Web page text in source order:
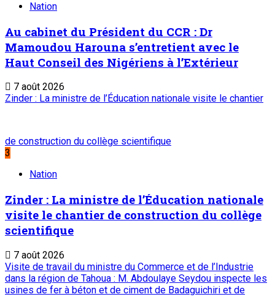
Nation
Au cabinet du Président du CCR : Dr
Mamoudou Harouna s’entretient avec le
Haut Conseil des Nigériens à l’Extérieur
7 août 2026
Zinder : La ministre de l’Éducation nationale visite le chantier
de construction du collège scientifique
3
Nation
Zinder : La ministre de l’Éducation nationale
visite le chantier de construction du collège
scientifique
7 août 2026
Visite de travail du ministre du Commerce et de l’Industrie
dans la région de Tahoua : M. Abdoulaye Seydou inspecte les
usines de fer à béton et de ciment de Badaguichiri et de